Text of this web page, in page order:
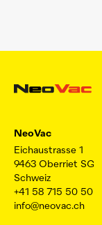
NeoVac
Eichaustrasse 1
9463 Oberriet SG
Schweiz
+41 58 715 50 50
info@neovac.ch